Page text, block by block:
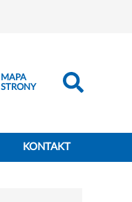
MAPA
STRONY
KONTAKT